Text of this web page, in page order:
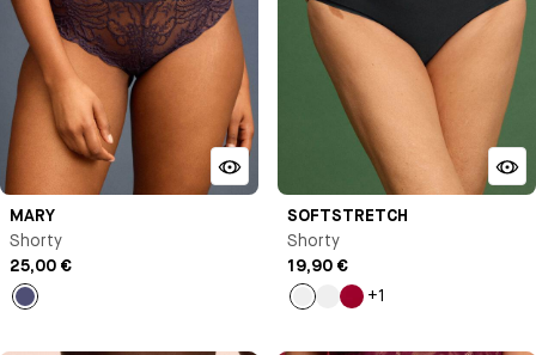
MARY
Shorty
25,00 €
Bleu
SOFTSTRETCH
Shorty
19,90 €
Vert
+1